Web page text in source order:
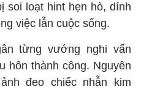
soi loạt hint hẹn hò, dính
việc lẫn cuộc sống.
từng vướng nghi vấn
hôn thành công. Nguyên
đeo chiếc nhẫn kim